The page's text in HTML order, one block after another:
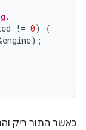
!= 0)
{
engine);
כאשר התור ריק